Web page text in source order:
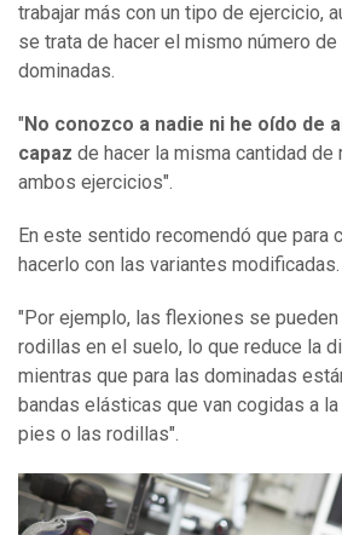
trabajar más con un tipo de ejercicio,
se trata de hacer el mismo número
dominadas.
" No conozco a nadie ni he oído de
capaz de hacer la misma cantidad de
ambos ejercicios".
En este sentido recomendó que para
hacerlo con las variantes modificadas.
"Por ejemplo, las flexiones se
rodillas en el suelo, lo que reduce la
mientras que para las dominadas
bandas elásticas que van cogidas a
pies o las rodillas".